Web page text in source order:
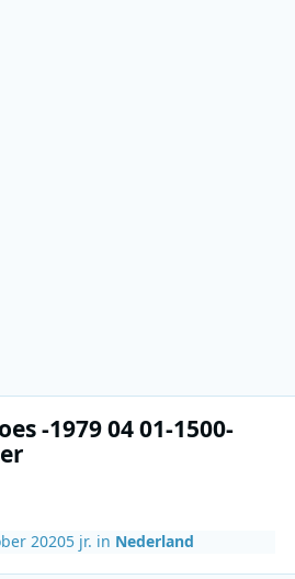
-1979 04 01-1500-
20205 jr. in Nederland